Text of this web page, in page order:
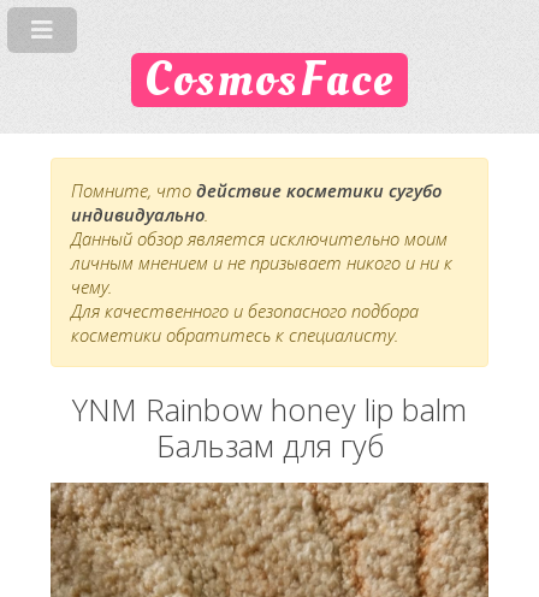
CosmosFace
Помните, что действие косметики сугубо
индивидуально.
Данный обзор является исключительно моим
личным мнением и не призывает никого и ни к
чему.
Для качественного и безопасного подбора
косметики обратитесь к специалисту.
YNM Rainbow honey lip balm
Бальзам для губ